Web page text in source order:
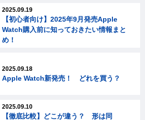
2025.09.19
【初心者向け】2025年9月発売Apple
Watch購入前に知っておきたい情報まと
め！
2025.09.18
Apple Watch新発売！ どれを買う？
2025.09.10
【徹底比較】どこが違う？ 形は同